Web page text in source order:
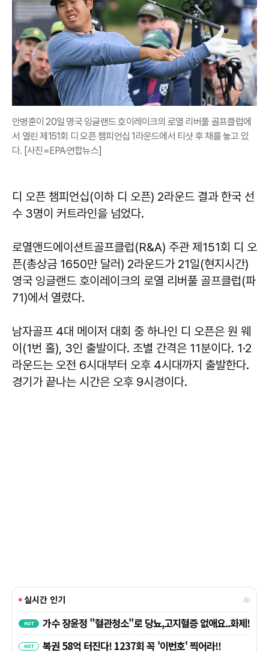
안병훈이 20일 영국 잉글랜드 호이레이크의 로열 리버풀 골프클럽에
서 열린 제151회 디 오픈 챔피언십 1라운드에서 티샷 후 채를 놓고 있
다. [사진=EPA·연합뉴스]
디 오픈 챔피언십(이하 디 오픈) 2라운드 결과 한국 선
수 3명이 커트라인을 넘었다.
로열앤드에이션트골프클럽(R&A) 주관 제151회 디 오
픈(총상금 1650만 달러) 2라운드가 21일(현지시간)
영국 잉글랜드 호이레이크의 로열 리버풀 골프클럽(파
71)에서 열렸다.
남자골프 4대 메이저 대회 중 하나인 디 오픈은 원 웨
이(1번 홀), 3인 출발이다. 조별 간격은 11분이다. 1·2
라운드는 오전 6시대부터 오후 4시대까지 출발한다.
경기가 끝나는 시간은 오후 9시경이다.